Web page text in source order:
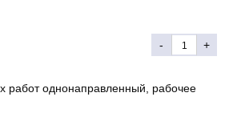
- +
работ однонаправленный, рабочее